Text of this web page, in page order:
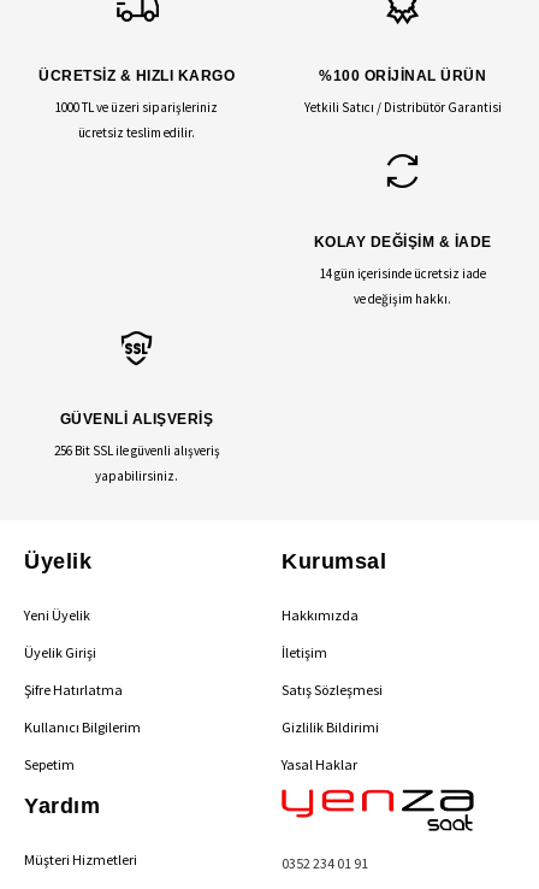
ÜCRETSİZ & HIZLI KARGO
1000 TL ve üzeri siparişleriniz
ücretsiz teslim edilir.
%100 ORİJİNAL ÜRÜN
Yetkili Satıcı / Distribütör Garantisi
KOLAY DEĞİŞİM & İADE
14 gün içerisinde ücretsiz iade
ve değişim hakkı.
GÜVENLİ ALIŞVERİŞ
256 Bit SSL ile güvenli alışveriş
yapabilirsiniz.
Üyelik
Yeni Üyelik
Üyelik Girişi
Şifre Hatırlatma
Kullanıcı Bilgilerim
Sepetim
Kurumsal
Hakkımızda
İletişim
Satış Sözleşmesi
Gizlilik Bildirimi
Yasal Haklar
Yardım
Müşteri Hizmetleri 0352 234 01 91